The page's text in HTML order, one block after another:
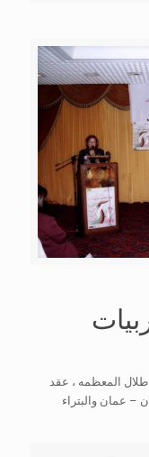
طلال المعظمه ، عقد
الثاني في الأردن – عمان والبتراء